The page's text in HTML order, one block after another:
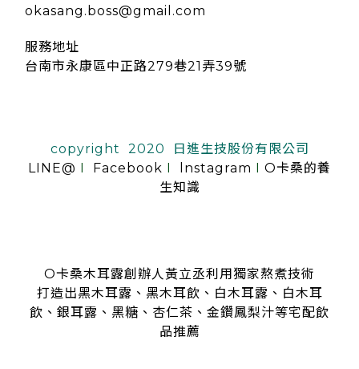
okasang.boss@gmail.com
服務地址
台南市永康區中正路279巷21弄39號
copyright 2020 日進生技股份有限公司
LINE@ I Facebook I lnstagram I O卡桑的養
生知識
O卡桑木耳露創辦人黃立丞利用獨家熬煮技術
打造出黑木耳露、黑木耳飲、白木耳露、白木耳
飲、銀耳露、黑糖、杏仁茶、金鑽鳳梨汁等宅配飲
品推薦